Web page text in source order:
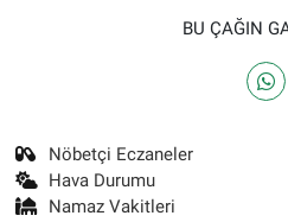
BU ÇAĞIN
Nöbetçi Eczaneler
Hava Durumu
Namaz Vakitleri